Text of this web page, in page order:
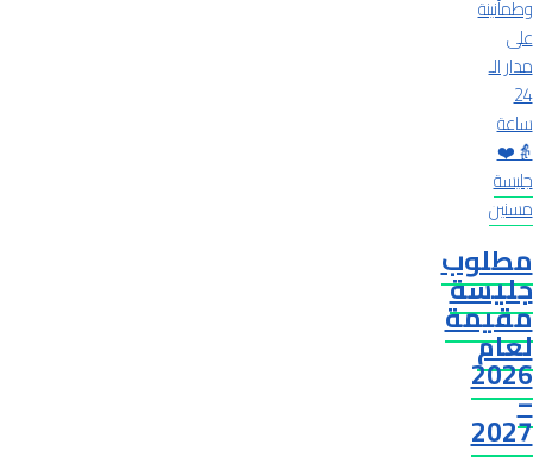
جليسة
مسنين
مطلوب
جليسة
مقيمة
لعام
2026
–
2027